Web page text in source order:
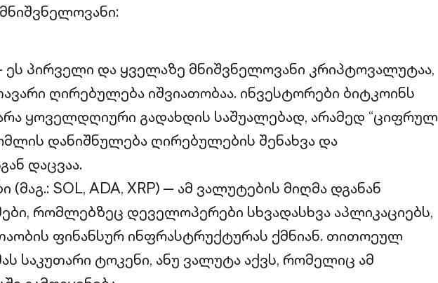
ეს პირველი და ყველაზე მნიშვნელოვანი კრიპტოვალუტაა,
ღირებულება იშვიათობაა. ინვესტორები ბიტკოინს
ყოველდღიური გადახდის საშუალებად, არამედ “ციფრულ
დანიშნულება ღირებულების შენახვა და
დაცვაა.
(მაგ.: SOL, ADA, XRP) — ამ ვალუტების მიღმა დგანან
რომლებზეც დეველოპერები სხვადასხვა აპლიკაციებს,
ფინანსურ ინფრასტრუქტურას ქმნიან. თითოეულ
საკუთარი ტოკენი, ანუ ვალუტა აქვს, რომელიც ამ